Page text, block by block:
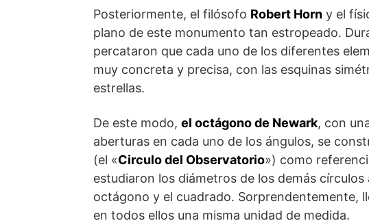
Posteriormente, el filósofo Robert Horn y el
plano de este monumento tan estropeado.
percataron que cada uno de los diferentes
muy concreta y precisa, con las esqui­nas
estrellas.
De este modo, el octágono de Newark, con
aberturas en cada uno de los ángulos, se
(el «Circulo del Observatorio») como
estudiaron los diá­metros de los demás
octágono y el cuadrado. Sorprendentemente,
en todos ellos una misma unidad de medida.